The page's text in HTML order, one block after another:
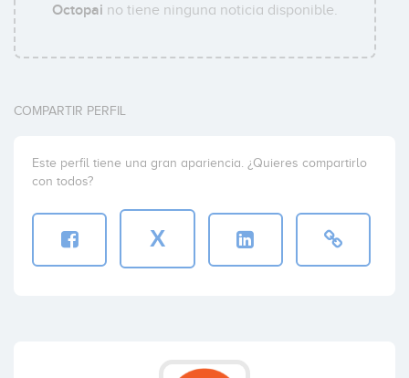
Octopai no tiene ninguna noticia disponible.
COMPARTIR PERFIL
Este perfil tiene una gran apariencia. ¿Quieres compartirlo
con todos?
X